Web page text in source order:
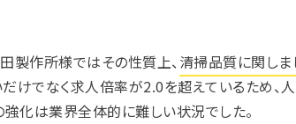
製作所様ではその性質上、清掃品質に関しま
けでなく求人倍率が2.0を超えているため、
強化は業界全体的に難しい状況でした。